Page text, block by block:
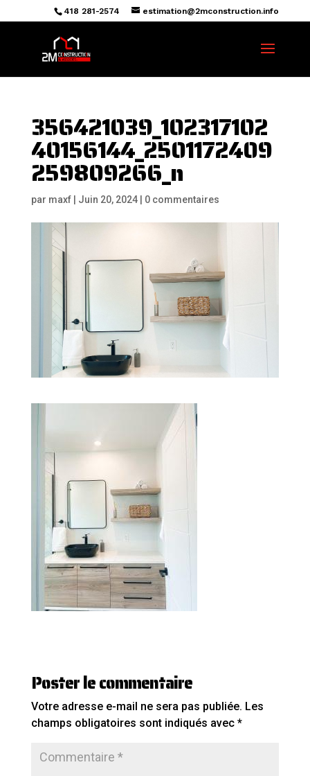
418 281-2574 estimation@2mconstruction.info
356421039_102317102
40156144_2501172409
259809266_n
par maxf| Juin 20, 2024| 0 commentaires
Poster le commentaire
Votre adresse e-mail ne sera pas publiée. Les
champs obligatoires sont indiqués avec *